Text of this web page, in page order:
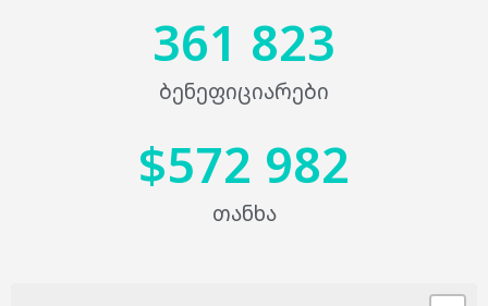
ბენეფიციარები
361 823
თანხა
$572 982